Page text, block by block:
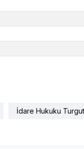
İdare Hukuku